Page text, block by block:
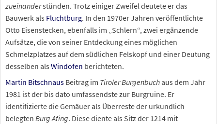
zueinanderstünden. Trotz einiger Zweifel deutete er das
Bauwerk als Fluchtburg. In den 1970er Jahren veröffentlichte
Otto Eisenstecken, ebenfalls im „Schlern“, zwei ergänzende
Aufsätze, die von seiner Entdeckung eines möglichen
Schmelzplatzes auf dem südlichen Felskopf und einer Deutung
desselben als Windofen berichteten.
Martin Bitschnaus Beitrag im Tiroler Burgenbuch aus dem Jahr
1981 ist der bis dato umfassendste zur Burgruine. Er
identifizierte die Gemäuer als Überreste der urkundlich
belegten Burg Afing. Diese diente als Sitz der 1214 mit